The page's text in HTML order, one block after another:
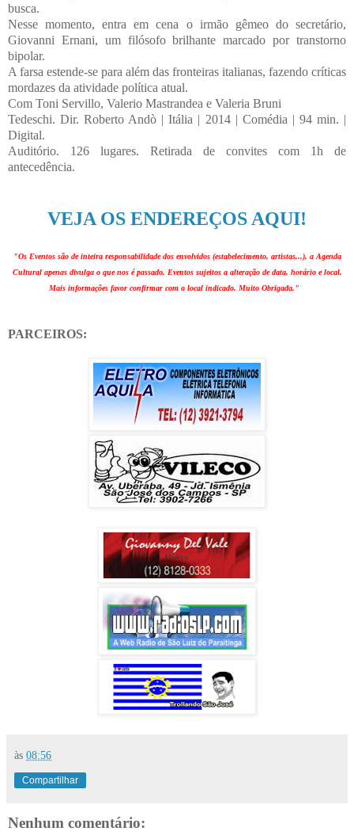
busca.
Nesse momento, entra em cena o irmão gêmeo do secretário,
Giovanni Ernani, um filósofo brilhante marcado por transtorno
bipolar.
A farsa estende-se para além das fronteiras italianas, fazendo críticas
mordazes da atividade política atual.
Com Toni Servillo, Valerio Mastrandea e Valeria Bruni
Tedeschi. Dir. Roberto Andò | Itália | 2014 | Comédia | 94 min. |
Digital.
Auditório. 126 lugares. Retirada de convites com 1h de
antecedência.
VEJA OS ENDEREÇOS AQUI!
"Os Eventos são de inteira responsabilidade dos envolvidos (estabelecimento, artistas...), a Agenda
Cultural apenas divulga o que nos é passado. Eventos sujeitos a alteração de data, horário e local.
Mais informações favor confirmar com o local indicado. Muito Obrigada."
PARCEIROS:
às 08:56
Compartilhar
Nenhum comentário: